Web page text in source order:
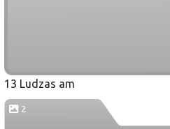
13 Ludzas am
2